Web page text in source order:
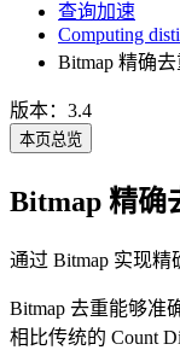
查询加速
Computing
Bitmap 精确
版本：3.4
本页总览
Bitmap 精确
通过 Bitmap 实现精
Bitmap 去重能够准
相比传统的 Count